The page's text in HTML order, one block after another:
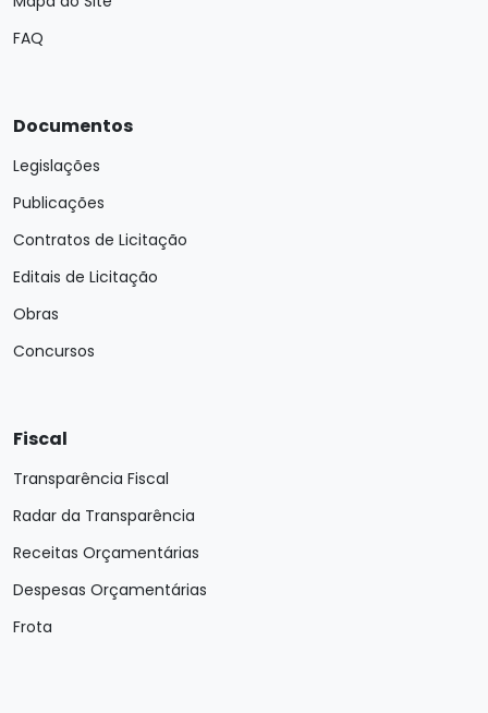
FAQ
Documentos
Legislações
Publicações
Contratos de Licitação
Editais de Licitação
Obras
Concursos
Fiscal
Transparência Fiscal
Radar da Transparência
Receitas Orçamentárias
Despesas Orçamentárias
Frota